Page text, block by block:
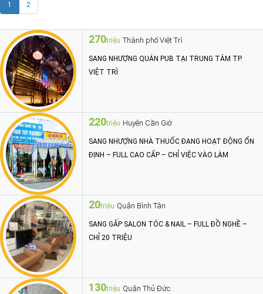
1 2
270triệu Thành phố Việt Trì
SANG NHƯỢNG QUÁN PUB TẠI TRUNG TÂM TP.
VIỆT TRÌ
220triệu Huyện Cần Giờ
SANG NHƯỢNG NHÀ THUỐC ĐANG HOẠT ĐỘNG ỔN
ĐỊNH – FULL CAO CẤP – CHỈ VIỆC VÀO LÀM
20triệu Quận Bình Tân
SANG GẤP SALON TÓC & NAIL – FULL ĐỒ NGHỀ –
CHỈ 20 TRIỆU
130triệu Quận Thủ Đức